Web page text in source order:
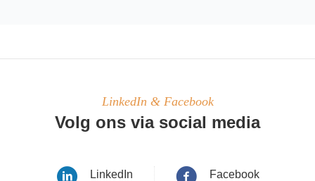
LinkedIn & Facebook
Volg ons via social media
LinkedIn Facebook